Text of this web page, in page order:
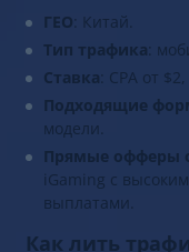
ГЕО: Китай.
Тип трафика:
Ставка: CPA от
Подходящие
модели.
Прямые офферы
iGaming с
выплатами.
Как лить